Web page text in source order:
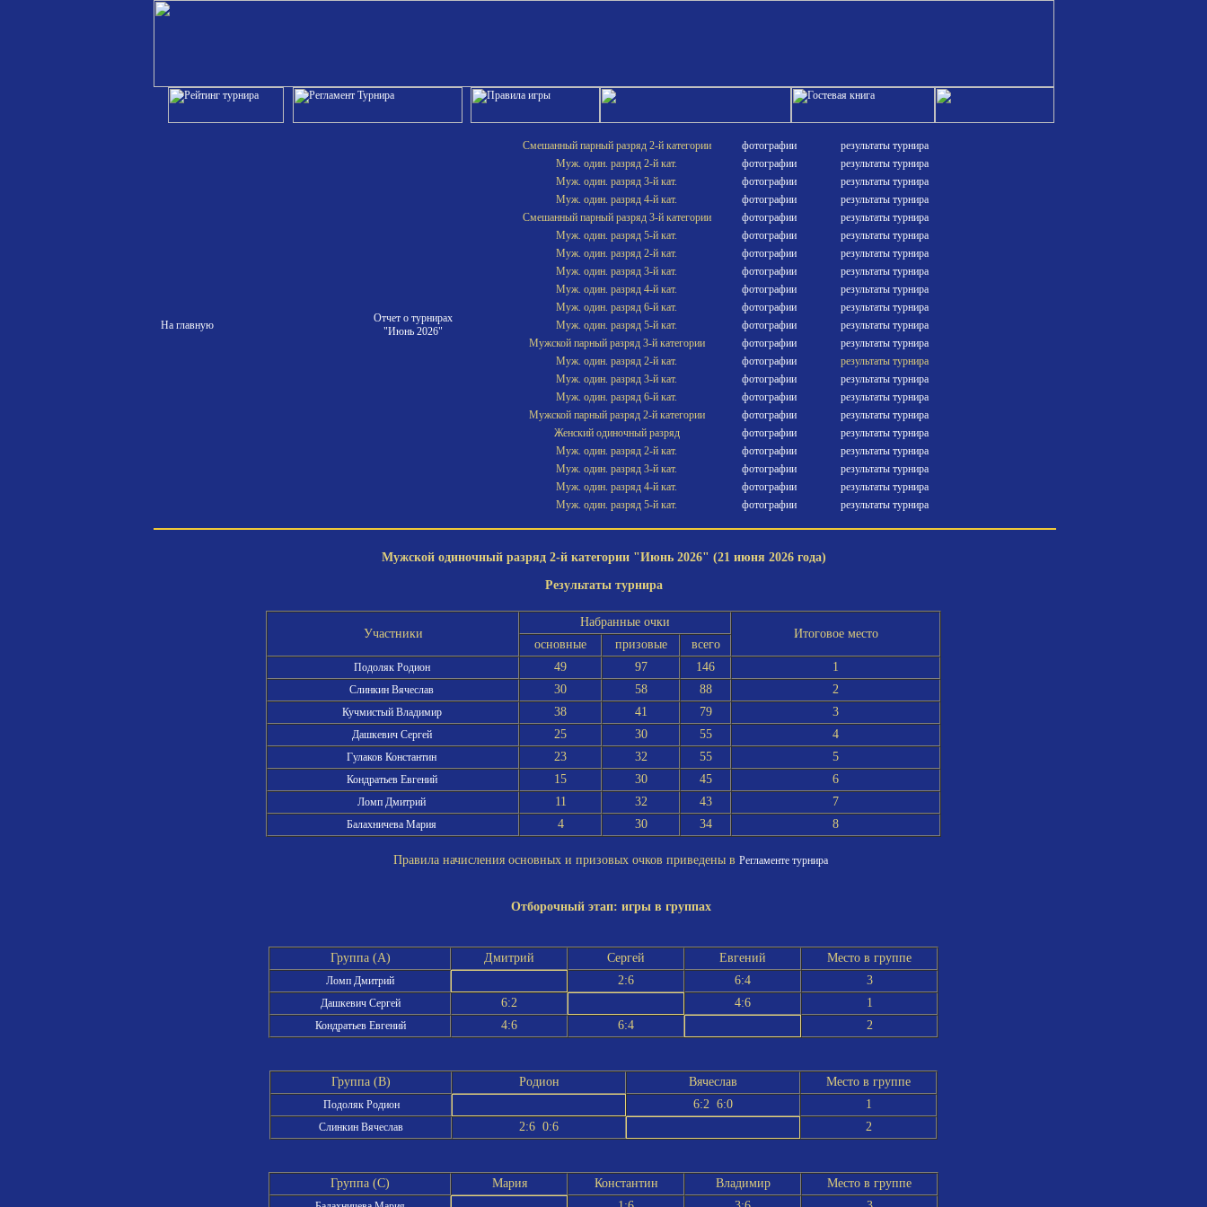
На главную
Отчет о турнирах
"Июнь 2026"
Смешанный парный разряд 2-й категории фотографии
результаты турнира
Муж. один. разряд 2-й кат.
фотографии
результаты турнира
Муж. один. разряд 3-й кат.
фотографии
результаты турнира
Муж. один. разряд 4-й кат.
фотографии
результаты турнира
Смешанный парный разряд 3-й категории
фотографии
результаты турнира
Муж. один. разряд 5-й кат.
фотографии
результаты турнира
Муж. один. разряд 2-й кат.
фотографии
результаты турнира
Муж. один. разряд 3-й кат.
фотографии
результаты турнира
Муж. один. разряд 4-й кат.
фотографии
результаты турнира
Муж. один. разряд 6-й кат.
фотографии
результаты турнира
Муж. один. разряд 5-й кат.
фотографии
результаты турнира
Мужской парный разряд 3-й категории
фотографии
результаты турнира
Муж. один. разряд 2-й кат.
фотографии
результаты турнира
Муж. один. разряд 3-й кат.
фотографии
результаты турнира
Муж. один. разряд 6-й кат.
фотографии
результаты турнира
Мужской парный разряд 2-й категории
фотографии
результаты турнира
Женский одиночный разряд
фотографии
результаты турнира
Муж. один. разряд 2-й кат.
фотографии
результаты турнира
Муж. один. разряд 3-й кат.
фотографии
результаты турнира
Муж. один. разряд 4-й кат.
фотографии
результаты турнира
Муж. один. разряд 5-й кат.
фотографии результаты турнира
Мужской одиночный разряд 2-й категории "Июнь 2026" (21 июня 2026 года)
Результаты турнира
Участники
Набранные очки
Итоговое место
основные
призовые всего
Подоляк Родион 49 97 146 1
Слинкин Вячеслав 30 58 88 2
Кучмистый Владимир 38 41 79 3
Дашкевич Сергей 25 30 55 4
Гулаков Константин 23 32 55 5
Кондратьев Евгений 15 30 45 6
Ломп Дмитрий 11 32 43 7
Балахничева Мария 4 30 34 8
Правила начисления основных и призовых очков приведены в Регламенте турнира
Отборочный этап: игры в группах
Группа (A) Дмитрий Сергей Евгений Место в группе
Ломп Дмитрий 2:6 6:4 3
Дашкевич Сергей 6:2 4:6 1
Кондратьев Евгений 4:6 6:4 2
Группа (B) Родион Вячеслав Место в группе
Подоляк Родион 6:2 6:0 1
Слинкин Вячеслав 2:6 0:6 2
Группа (C) Мария Константин Владимир Место в группе